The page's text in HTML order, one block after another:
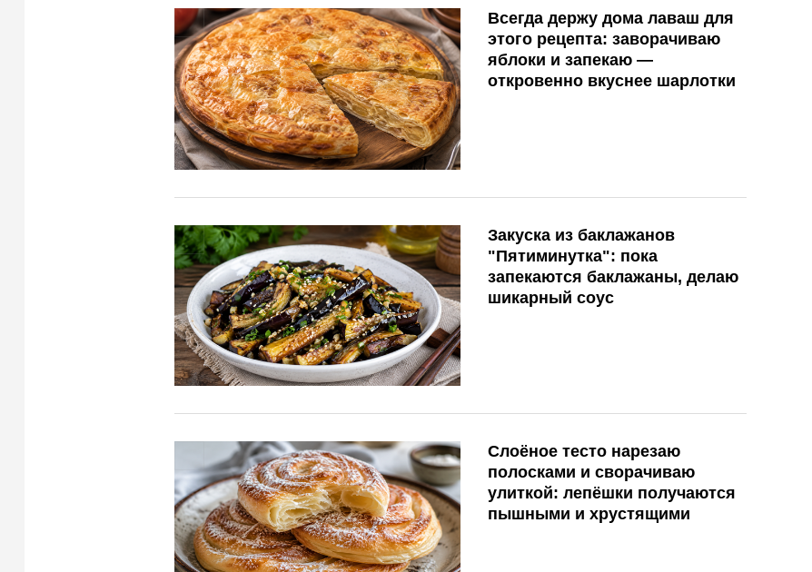
Всегда держу дома лаваш для
этого рецепта: заворачиваю
яблоки и запекаю —
откровенно вкуснее шарлотки
Закуска из баклажанов
"Пятиминутка": пока
запекаются баклажаны, делаю
шикарный соус
Слоёное тесто нарезаю
полосками и сворачиваю
улиткой: лепёшки получаются
пышными и хрустящими